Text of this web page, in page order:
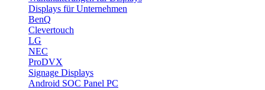
Displays für Unternehmen
BenQ
Clevertouch
LG
NEC
ProDVX
Signage Displays
Android SOC Panel PC